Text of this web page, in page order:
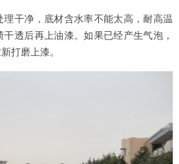
干净，底材含水率不能太高，耐高温
透后再上油漆。如果已经产生气泡，
打磨上漆。